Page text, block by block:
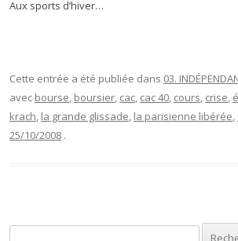
Aux sports d’hiver…
Cette entrée a été publiée dans 03.
avec bourse, boursier, cac, cac 40, cours, crise,
krach, la grande glissade, la parisienne libérée,
25/10/2008 .